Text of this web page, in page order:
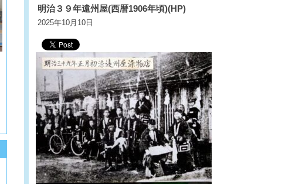
明治３９年遠州屋(西暦1906年頃)(HP)
2025年10月10日